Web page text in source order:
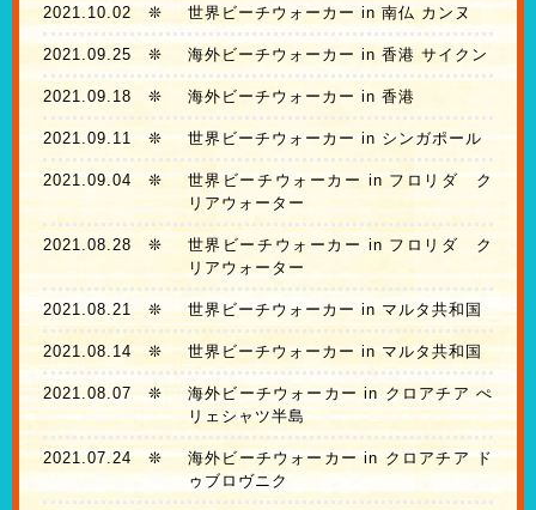
2021.10.02 ❊ 世界ビーチウォーカー in 南仏 カンヌ
2021.09.25 ❊ 海外ビーチウォーカー in 香港 サイクン
2021.09.18 ❊ 海外ビーチウォーカー in 香港
2021.09.11❊ 世界ビーチウォーカー in シンガポール
2021.09.04 ❊
世界ビーチウォーカー in フロリダ ク
リアウォーター
2021.08.28 ❊
世界ビーチウォーカー in フロリダ ク
リアウォーター
2021.08.21 ❊ 世界ビーチウォーカー in マルタ共和国
2021.08.14❊ 世界ビーチウォーカー in マルタ共和国
2021.08.07❊
海外ビーチウォーカー in クロアチア ぺ
リェシャツ半島
2021.07.24 ❊
海外ビーチウォーカー in クロアチア ド
ゥブロヴニク